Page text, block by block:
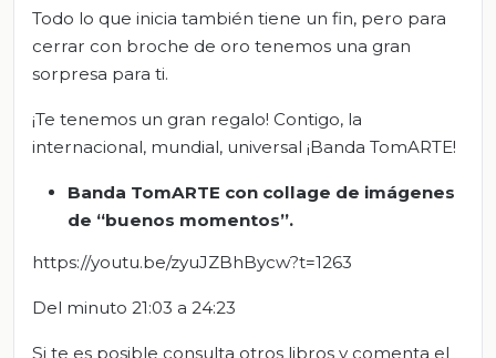
Todo lo que inicia también tiene un fin, pero para
cerrar con broche de oro tenemos una gran
sorpresa para ti.
¡Te tenemos un gran regalo! Contigo, la
internacional, mundial, universal ¡Banda TomARTE!
Banda TomARTE con collage de imágenes
de “buenos momentos”.
https://youtu.be/zyuJZBhBycw?t=1263
Del minuto 21:03 a 24:23
Si te es posible consulta otros libros y comenta el